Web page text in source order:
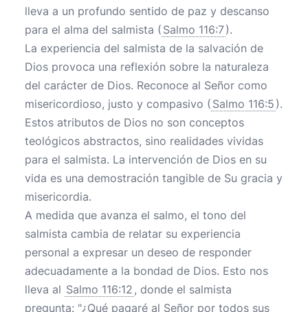
lleva a un profundo sentido de paz y descanso
para el alma del salmista ( Salmo 116:7).
La experiencia del salmista de la salvación de
Dios provoca una reflexión sobre la naturaleza
del carácter de Dios. Reconoce al Señor como
misericordioso, justo y compasivo ( Salmo 116:5 ).
Estos atributos de Dios no son conceptos
teológicos abstractos, sino realidades vividas
para el salmista. La intervención de Dios en su
vida es una demostración tangible de Su gracia y
misericordia.
A medida que avanza el salmo, el tono del
salmista cambia de relatar su experiencia
personal a expresar un deseo de responder
adecuadamente a la bondad de Dios. Esto nos
lleva al Salmo 116:12 , donde el salmista
pregunta: "¿Qué pagaré al Señor por todos sus